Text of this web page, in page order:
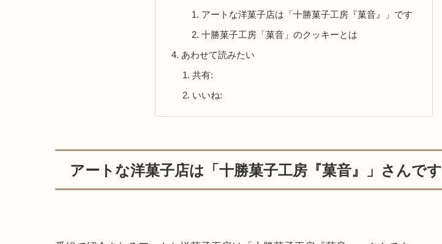
アートな洋菓子店は「十勝菓子工房『菓音』」です
十勝菓子工房「菓音」のクッキーとは
あわせて読みたい
共有:
いいね:
アートな洋菓子店は「十勝菓子工房『菓音』」さんです